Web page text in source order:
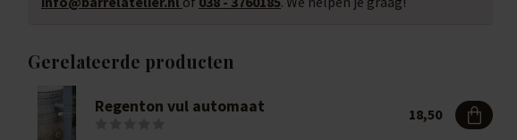
Gerelateerde producten
Regenton vul automaat 18,50